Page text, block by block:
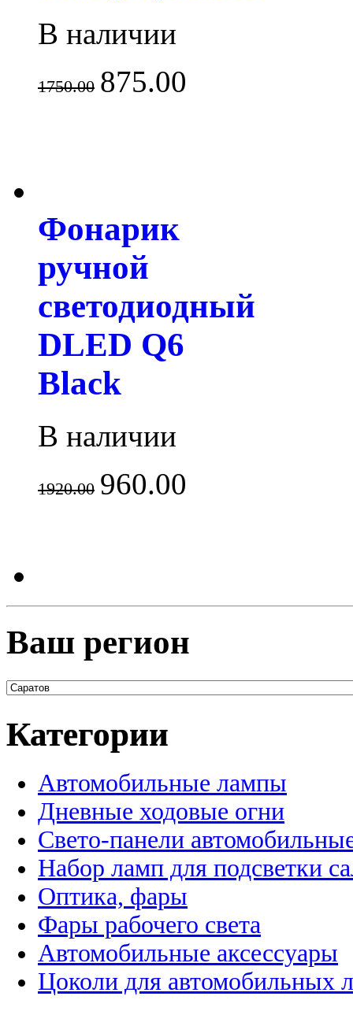
В наличии
1750.00 875.00
Фонарик
ручной
светодиодный
DLED Q6
Black
В наличии
1920.00 960.00
Ваш регион
Категории
Автомобильные лампы
Дневные ходовые огни
Свето-панели
Набор ламп для подсветки
Оптика, фары
Фары рабочего света
Автомобильные аксессуары
Цоколи для автомобильных